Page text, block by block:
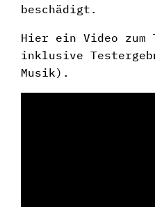
beschädigt.
Hier ein Video zum
inklusive
Musik).